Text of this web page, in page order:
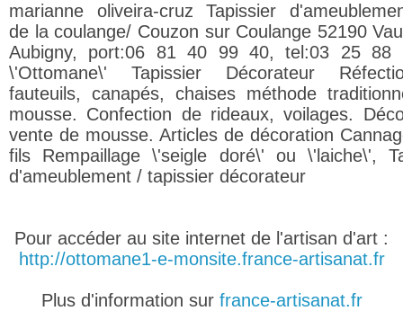
marianne oliveira-cruz Tapissier
de la coulange/ Couzon sur Coulange 52190
Aubigny, port:06 81 40 99 40, tel:03 25 88
\'Ottomane\' Tapissier Décorateur
fauteuils, canapés, chaises méthode
mousse. Confection de rideaux, voilages.
vente de mousse. Articles de décoration
fils Rempaillage \'seigle doré\' ou \'laiche\',
d'ameublement / tapissier décorateur
Pour accéder au site internet de l'artisan d'art :
http://ottomane1-e-monsite.france-artisanat.fr
Plus d'information sur france-artisanat.fr